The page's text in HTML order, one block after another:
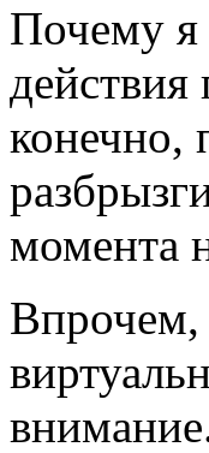
Почему я
конечно,
момента
Впрочем,